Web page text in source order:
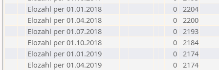
Elozahl per 01.01.2018
0 2204
Elozahl per 01.04.2018
0 2200
Elozahl per 01.07.2018
0 2193
Elozahl per 01.10.2018
0 2184
Elozahl per 01.01.2019
0 2174
Elozahl per 01.04.2019
0 2174